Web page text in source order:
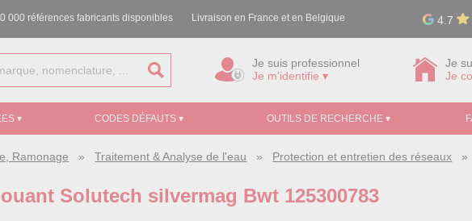
000 références fabricants disponibles Livraison en France et en Belgique 4.7
Je suis professionnel
Je m'identifie ▾
Je
Je
▾ CODES DÉFAUTS ▾ OUTILS DE RECHERCHE ▾
Ramonage »Traitement & Analyse de l'eau » Protection et entretien des réseaux »
Solutech silvermag Bwt 125300783